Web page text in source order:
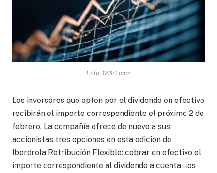
Foto: 123rf.com
Los inversores que opten por el dividendo en efectivo
recibirán el importe correspondiente el próximo 2 de
febrero. La compañía ofrece de nuevo a sus
accionistas tres opciones en esta edición de
Iberdrola Retribución Flexible: cobrar en efectivo el
importe correspondiente al dividendo a cuenta -los